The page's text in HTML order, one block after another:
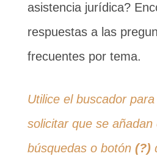
asistencia jurídica?
respuestas a las
frecuentes por tema.
Utilice el buscador
solicitar que se añadan
búsquedas o botón (?)